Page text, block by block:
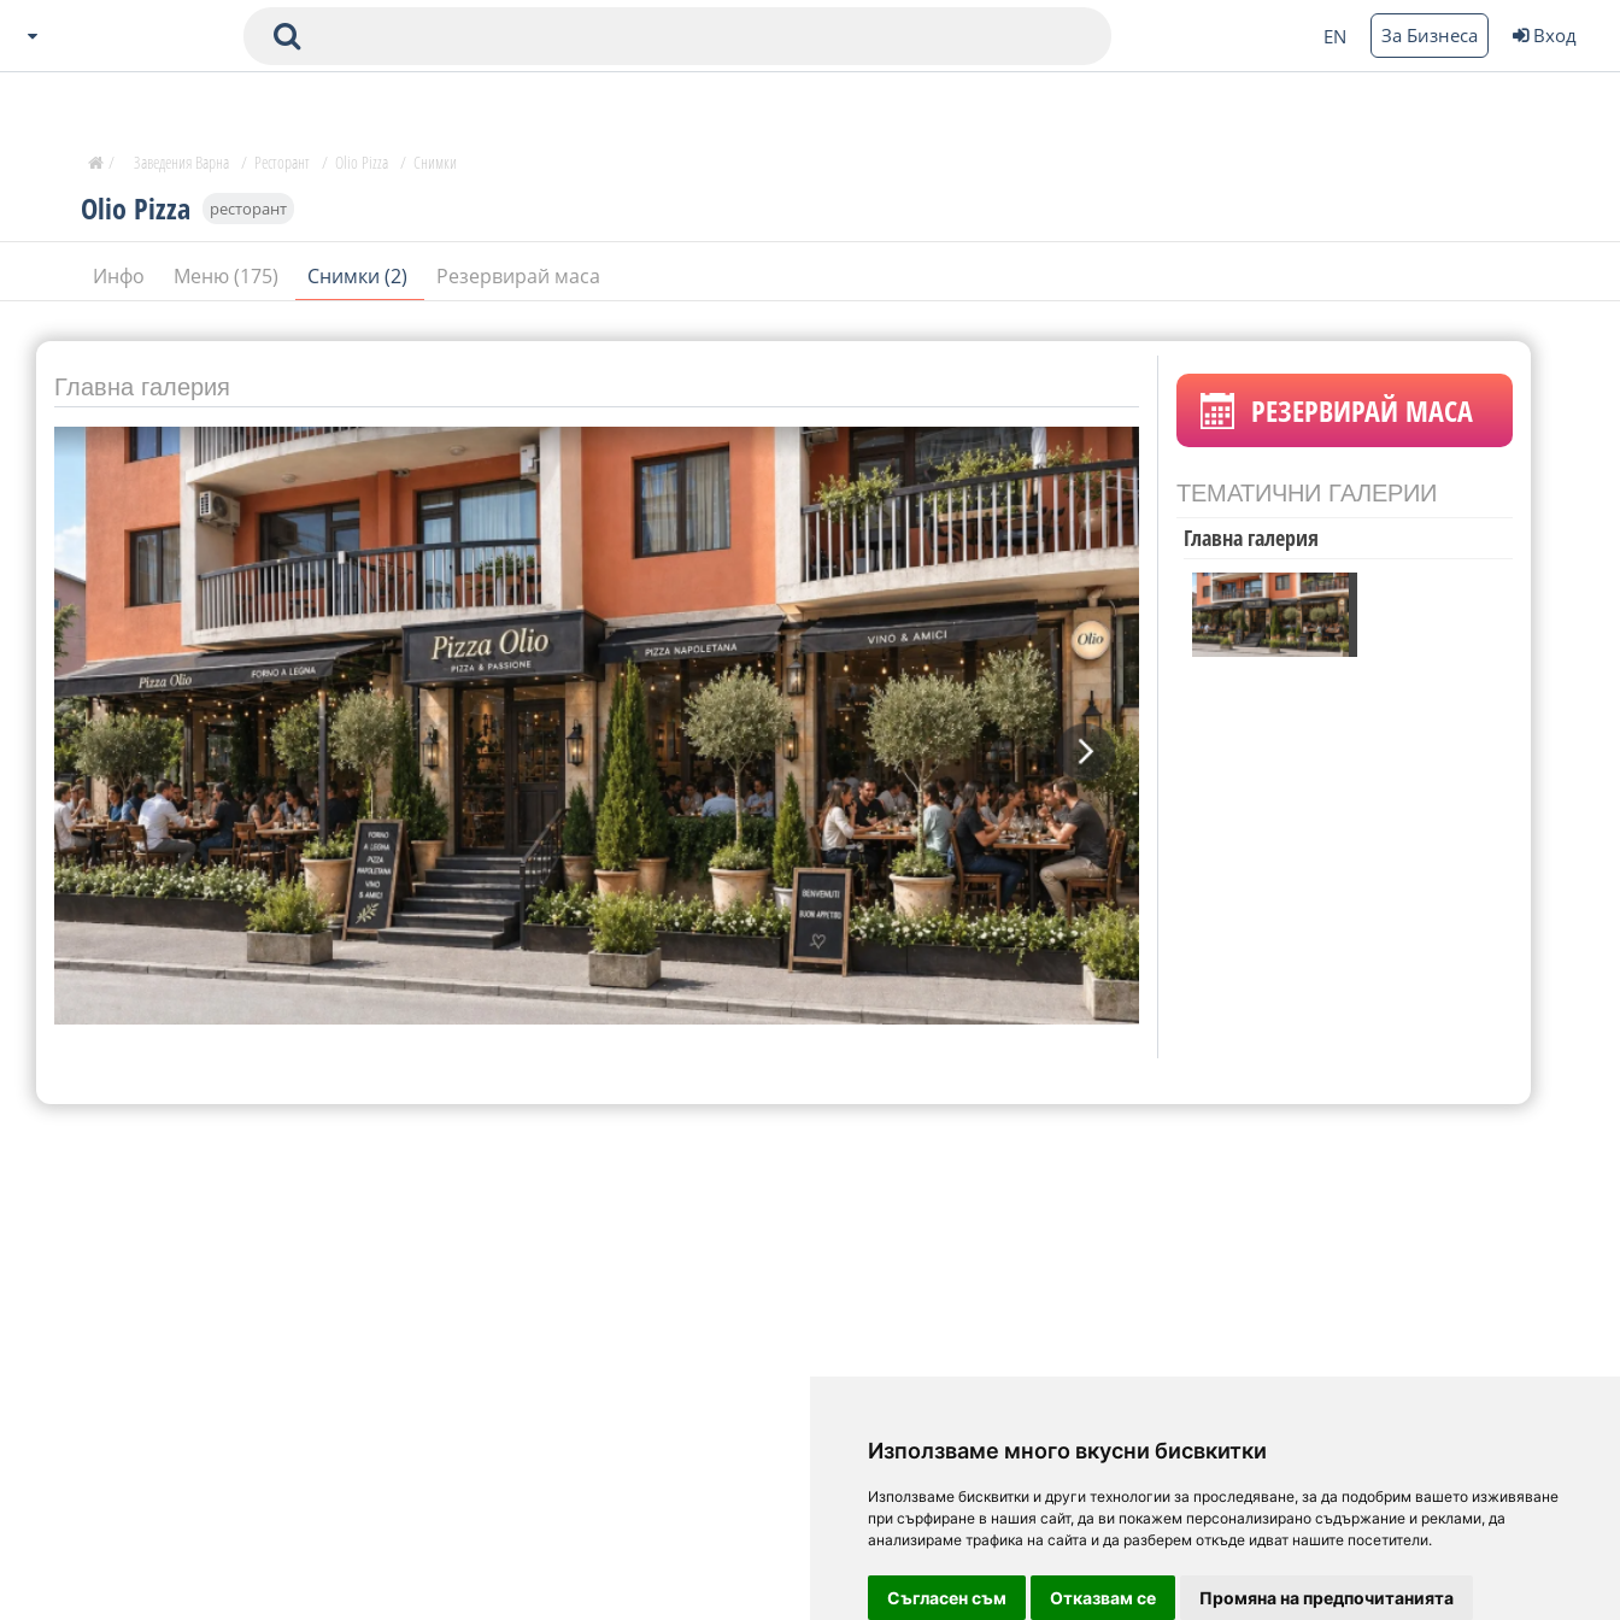
Използваме много вкусни бисвкитки
Използваме бисквитки и други технологии за проследяване, за да подобрим вашето изживяване
при сърфиране в нашия сайт, да ви покажем персонализирано съдържание и реклами, да
анализираме трафика на сайта и да разберем откъде идват нашите посетители.
Съгласен съм Отказвам се Промяна на предпочитанията
Пловдив
Бургас
В. Търново
Банско
Всички останали
СОФИЯ
Пловдив
EN За Бизнеса Вход
Olio Pizza ресторант
Инфо Меню (175) Снимки (2) Резервирай маса
/ Заведения Варна / Ресторант / Olio Pizza / Снимки
Главна галерия
РЕЗЕРВИРАЙ МАСА
ТЕМАТИЧНИ ГАЛЕРИИ
Главна галерия